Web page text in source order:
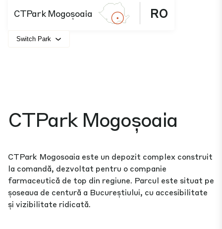
CTPark Mogoșoaia RO
Switch Park
CTPark Mogoșoaia
CTPark Mogosoaia este un depozit complex construit
la comandă, dezvoltat pentru o companie
farmaceutică de top din regiune. Parcul este situat pe
șoseaua de centură a Bucureștiului, cu accesibilitate
și vizibilitate ridicată.